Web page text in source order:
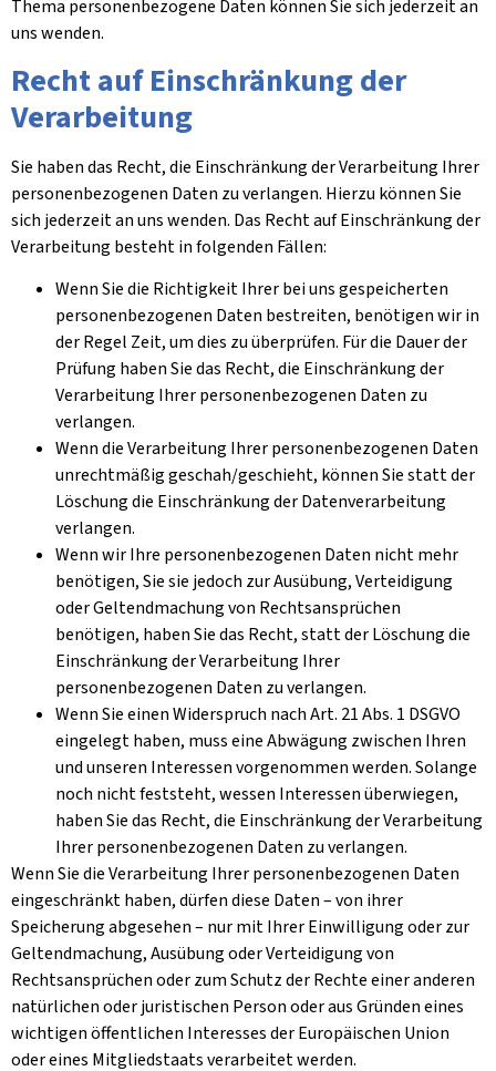
Thema personenbezogene Daten können Sie sich jederzeit an
uns wenden.
Recht auf Einschränkung der
Verarbeitung
Sie haben das Recht, die Einschränkung der Verarbeitung Ihrer
personenbezogenen Daten zu verlangen. Hierzu können Sie
sich jederzeit an uns wenden. Das Recht auf Einschränkung der
Verarbeitung besteht in folgenden Fällen:
Wenn Sie die Richtigkeit Ihrer bei uns gespeicherten
personenbezogenen Daten bestreiten, benötigen wir in
der Regel Zeit, um dies zu überprüfen. Für die Dauer der
Prüfung haben Sie das Recht, die Einschränkung der
Verarbeitung Ihrer personenbezogenen Daten zu
verlangen.
Wenn die Verarbeitung Ihrer personenbezogenen Daten
unrechtmäßig geschah/geschieht, können Sie statt der
Löschung die Einschränkung der Datenverarbeitung
verlangen.
Wenn wir Ihre personenbezogenen Daten nicht mehr
benötigen, Sie sie jedoch zur Ausübung, Verteidigung
oder Geltendmachung von Rechtsansprüchen
benötigen, haben Sie das Recht, statt der Löschung die
Einschränkung der Verarbeitung Ihrer
personenbezogenen Daten zu verlangen.
Wenn Sie einen Widerspruch nach Art. 21 Abs. 1 DSGVO
eingelegt haben, muss eine Abwägung zwischen Ihren
und unseren Interessen vorgenommen werden. Solange
noch nicht feststeht, wessen Interessen überwiegen,
haben Sie das Recht, die Einschränkung der Verarbeitung
Ihrer personenbezogenen Daten zu verlangen.
Wenn Sie die Verarbeitung Ihrer personenbezogenen Daten
eingeschränkt haben, dürfen diese Daten – von ihrer
Speicherung abgesehen – nur mit Ihrer Einwilligung oder zur
Geltendmachung, Ausübung oder Verteidigung von
Rechtsansprüchen oder zum Schutz der Rechte einer anderen
natürlichen oder juristischen Person oder aus Gründen eines
wichtigen öffentlichen Interesses der Europäischen Union
oder eines Mitgliedstaats verarbeitet werden.